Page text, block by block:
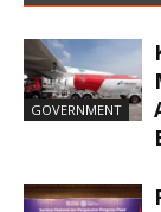
GOVERNMENT